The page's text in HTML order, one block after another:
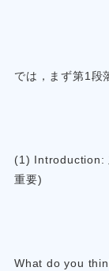
では，まず第1段
(1) Introduction:
重要)
What do you